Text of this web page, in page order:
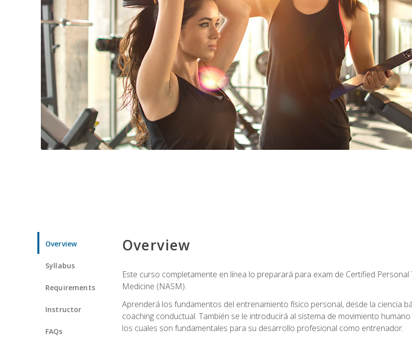
Overview
Syllabus
Requirements
Instructor
FAQs
Overview
Este curso completamente en línea lo preparará para exam de Certified
Medicine (NASM).
Aprenderá los fundamentos del entrenamiento físico personal, desde la ciencia
coaching conductual. También se le introducirá al sistema de movimiento
los cuales son fundamentales para su desarrollo profesional como entrenador.